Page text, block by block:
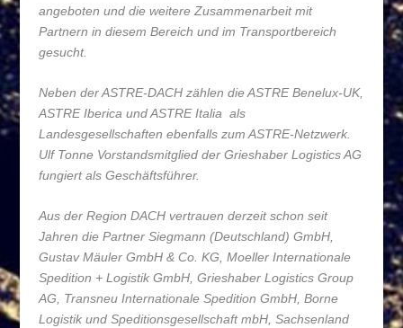
angeboten und die weitere Zusammenarbeit mit
Partnern in diesem Bereich und im Transportbereich
gesucht.
Neben der ASTRE-DACH zählen die ASTRE Benelux-UK,
ASTRE Iberica und ASTRE Italia als
Landesgesellschaften ebenfalls zum ASTRE-Netzwerk.
Ulf Tonne Vorstandsmitglied der Grieshaber Logistics AG
fungiert als Geschäftsführer.
Aus der Region DACH vertrauen derzeit schon seit
Jahren die Partner Siegmann (Deutschland) GmbH,
Gustav Mäuler GmbH & Co. KG, Moeller Internationale
Spedition + Logistik GmbH, Grieshaber Logistics Group
AG, Transneu Internationale Spedition GmbH, Borne
Logistik und Speditionsgesellschaft mbH, Sachsenland